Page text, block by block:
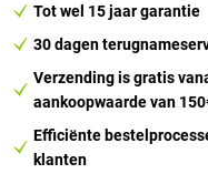
Tot wel 15 jaar garantie
30 dagen
Verzending is gratis
aankoopwaarde van
Efficiënte
klanten